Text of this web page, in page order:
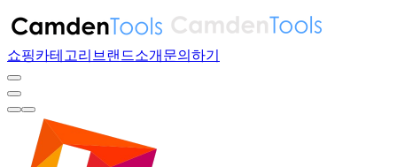
쇼핑카테고리 브랜드소개 문의하기